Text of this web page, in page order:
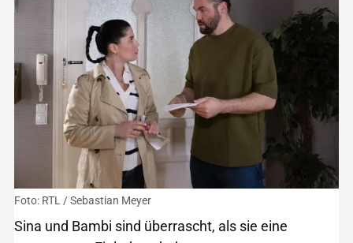
Foto: RTL / Sebastian Meyer
Sina und Bambi sind überrascht, als sie eine